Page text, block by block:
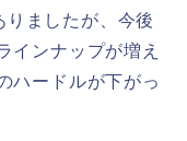
りましたが、今後
インナップが増え
ハードルが下がっ